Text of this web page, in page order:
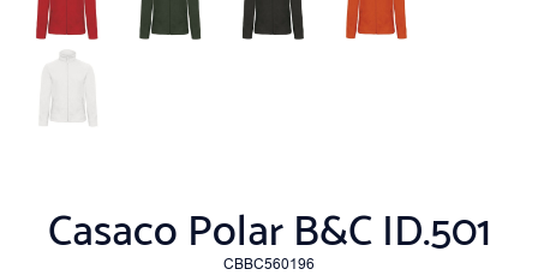
Casaco Polar B&C ID.501
CBBC560196